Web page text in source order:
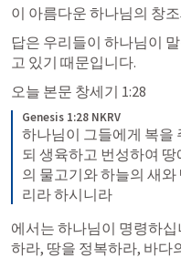
이 아름다운 하나님의 창
답은 우리들이 하나님이
고 있기 때문입니다.
오늘 본문 창세기 1:28
Genesis 1:28 NKRV
하나님이 그들에게 복을
되 생육하고 번성하여
의 물고기와 하늘의 새
리라 하시니라
에서는 하나님이 명령하
하라, 땅을 정복하라, 바다